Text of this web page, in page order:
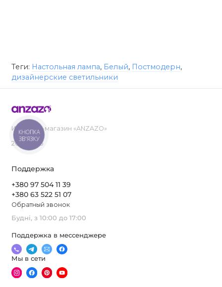
Теги: Настольная лампа, Белый, Постмодерн,
дизайнерские светильники
Интернет-магазин «ANZAZO»
2019-2026
Поддержка
+380 97 504 11 39
+380 63 522 51 07
Обратный звонок
Будні, з 10:00 до 17:00
Поддержка в мессенджере
Мы в сети
КНОПКА
ЗВ'ЯЗКУ